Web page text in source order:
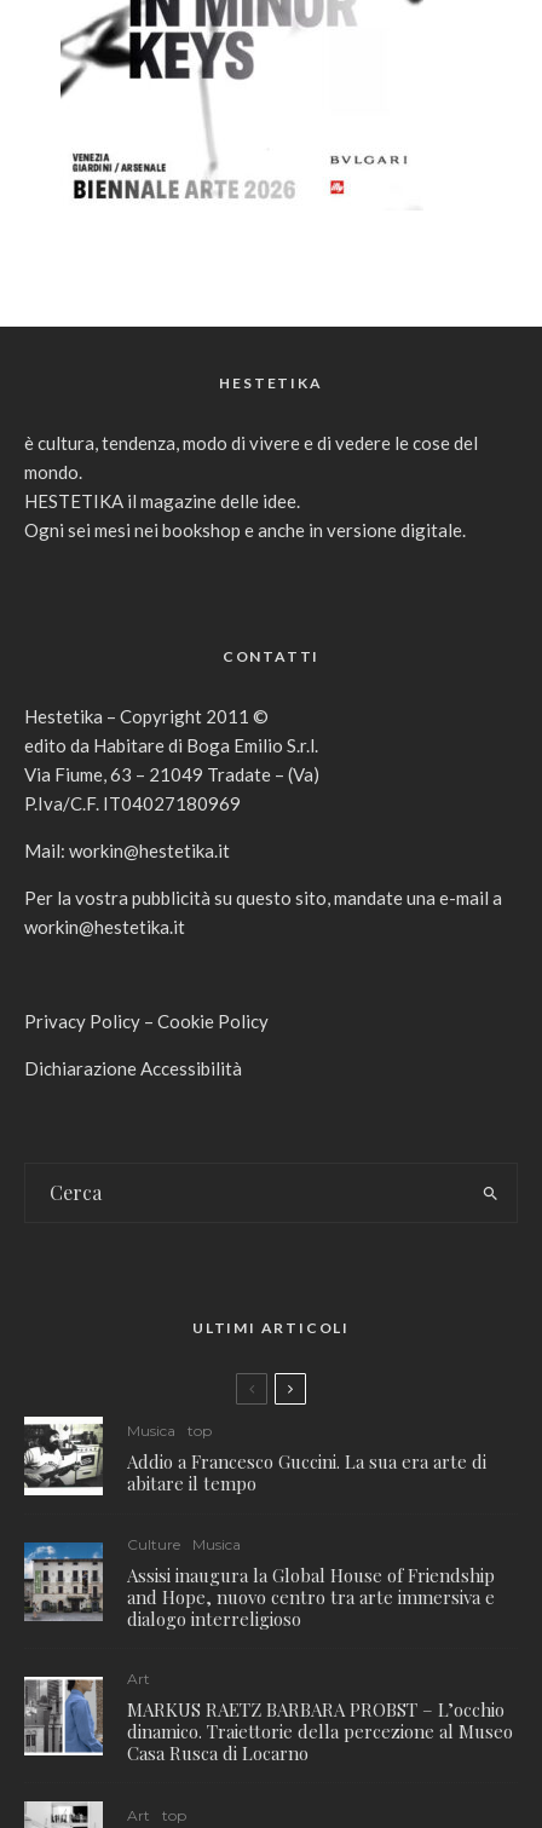
HESTETIKA
è cultura, tendenza, modo di vivere e di vedere le cose del
mondo.
HESTETIKA il magazine delle idee.
Ogni sei mesi nei bookshop e anche in versione digitale.
CONTATTI
Hestetika – Copyright 2011 ©
edito da Habitare di Boga Emilio S.r.l.
Via Fiume, 63 – 21049 Tradate – (Va)
P.Iva/C.F. IT04027180969
Mail: workin@hestetika.it
Per la vostra pubblicità su questo sito, mandate una e-mail a
workin@hestetika.it
Privacy Policy – Cookie Policy
Dichiarazione Accessibilità
ULTIMI ARTICOLI
Musica top
Addio a Francesco Guccini. La sua era arte di
abitare il tempo
Culture Musica
Assisi inaugura la Global House of Friendship
and Hope, nuovo centro tra arte immersiva e
dialogo interreligioso
Art
MARKUS RAETZ BARBARA PROBST – L’occhio
dinamico. Traiettorie della percezione al Museo
Casa Rusca di Locarno
Art top